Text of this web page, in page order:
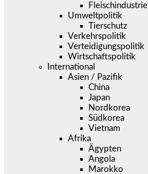
Fleischindustrie
Umweltpolitik
Tierschutz
Verkehrspolitik
Verteidigungspolitik
Wirtschaftspolitik
International
Asien / Pazifik
China
Japan
Nordkorea
Südkorea
Vietnam
Afrika
Ägypten
Angola
Marokko